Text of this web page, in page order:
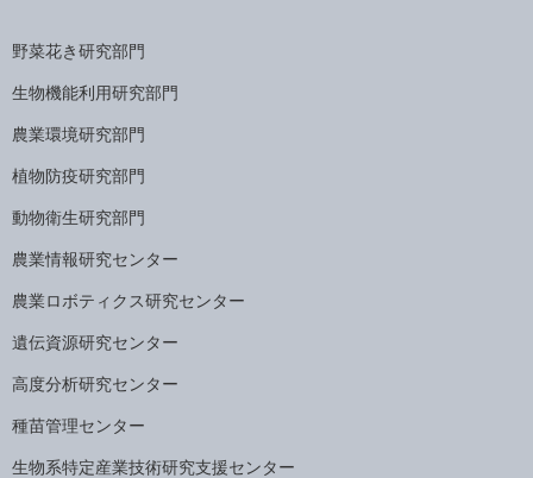
野菜花き研究部門
生物機能利用研究部門
農業環境研究部門
植物防疫研究部門
動物衛生研究部門
農業情報研究センター
農業ロボティクス研究センター
遺伝資源研究センター
高度分析研究センター
種苗管理センター
生物系特定産業技術研究支援センター